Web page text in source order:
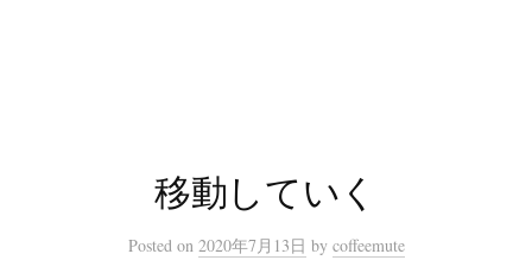
移動していく
Posted on 2020年7月13日 by coffeemute